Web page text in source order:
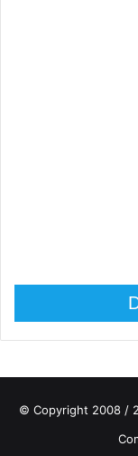
© Copyright 2008 /